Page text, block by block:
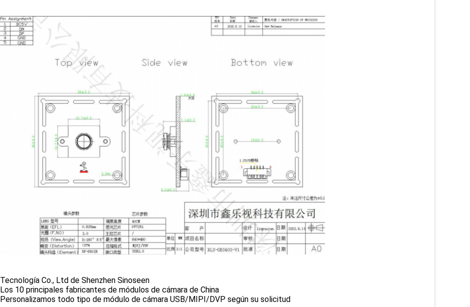
Tecnología Co., Ltd de Shenzhen Sinoseen
Los 10 principales fabricantes de módulos de cámara de China
Personalizamos todo tipo de módulo de cámara USB/MIPI/DVP según su solicitud